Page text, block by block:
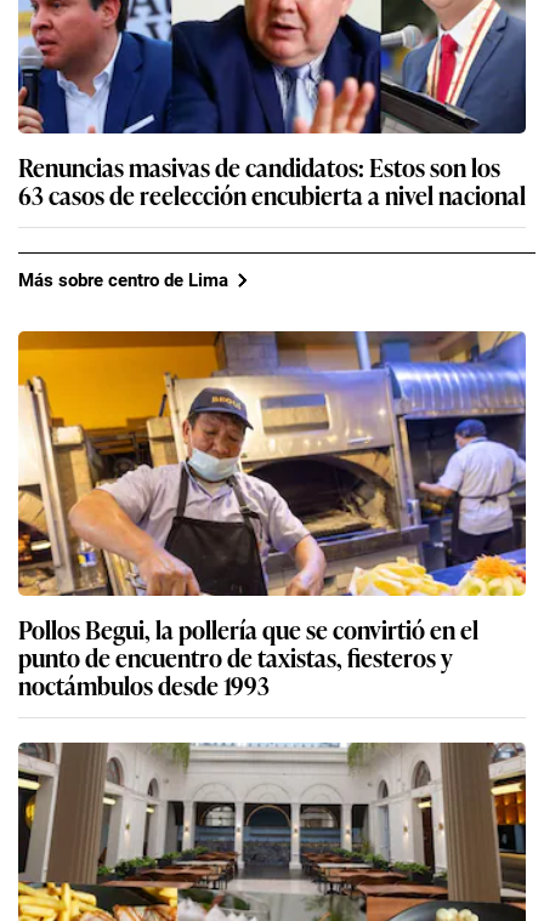
Renuncias masivas de candidatos: Estos son los
63 casos de reelección encubierta a nivel nacional
Más sobre centro de Lima
Pollos Begui, la pollería que se convirtió en el
punto de encuentro de taxistas, fiesteros y
noctámbulos desde 1993